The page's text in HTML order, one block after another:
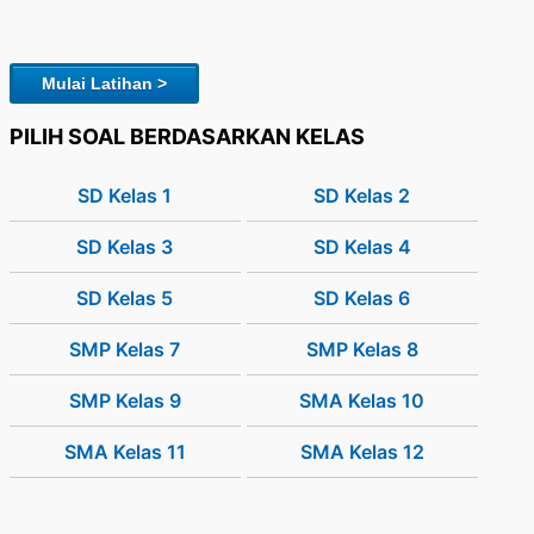
Mulai Latihan >
PILIH SOAL BERDASARKAN KELAS
SD Kelas 1 SD Kelas 2
SD Kelas 3 SD Kelas 4
SD Kelas 5 SD Kelas 6
SMP Kelas 7 SMP Kelas 8
SMP Kelas 9 SMA Kelas 10
SMA Kelas 11 SMA Kelas 12